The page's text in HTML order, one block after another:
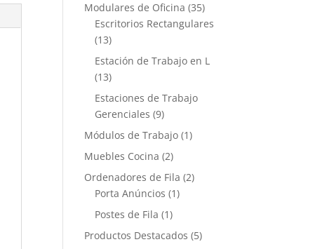
Modulares de Oficina (35)
Escritorios Rectangulares
(13)
Estación de Trabajo en L
(13)
Estaciones de Trabajo
Gerenciales (9)
Módulos de Trabajo (1)
Muebles Cocina (2)
Ordenadores de Fila (2)
Porta Anúncios (1)
Postes de Fila (1)
Productos Destacados (5)